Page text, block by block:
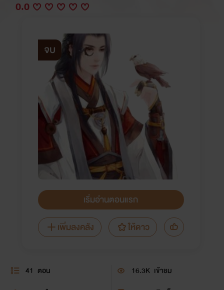
0.0
จบ
เริ่มอ่านตอนแรก
เพิ่มลงคลัง
ให้ดาว
41 ตอน 16.3K เข้าชม